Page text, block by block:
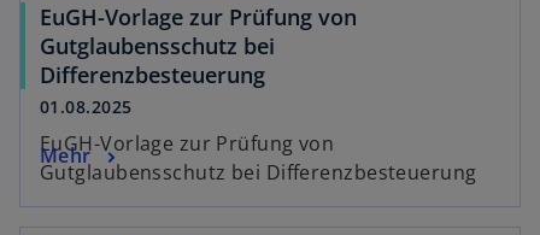
EuGH-Vorlage zur Prüfung von
Gutglaubensschutz bei
Differenzbesteuerung
01.08.2025
EuGH-Vorlage zur Prüfung von
Gutglaubensschutz bei Differenzbesteuerung
Mehr